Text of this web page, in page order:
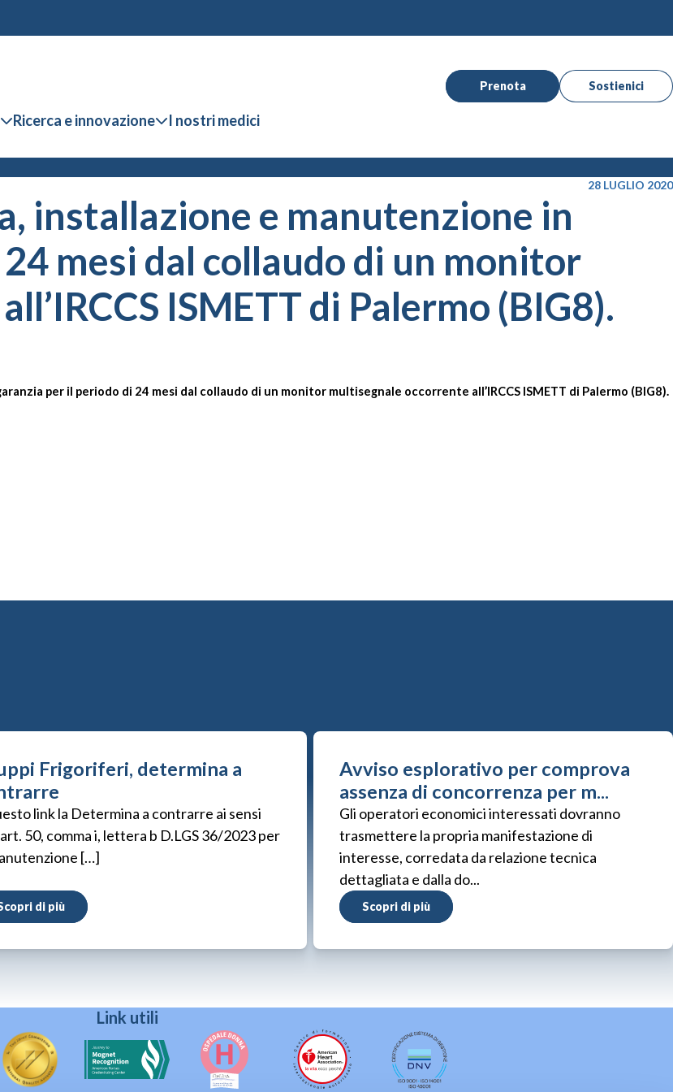
Prenota Sostienici
Ricerca e innovazione I nostri medici
28 LUGLIO 2020
installazione e manutenzione in
mesi dal collaudo di un monitor
ISMETT di Palermo (BIG8).
per il periodo di 24 mesi dal collaudo di un monitor multisegnale occorrente all’IRCCS ISMETT di Palermo (BIG8).
Frigoriferi, determina a
link la Determina a contrarre ai sensi
50, comma i, lettera b D.LGS 36/2023 per
[…]
di più
Avviso esplorativo per comprova
assenza di concorrenza per m...
Gli operatori economici interessati dovranno
trasmettere la propria manifestazione di
interesse, corredata da relazione tecnica
dettagliata e dalla do...
Scopri di più
Link utili